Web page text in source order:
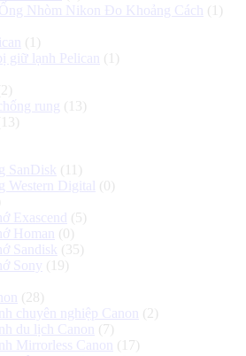
Ống Nhòm Nikon Đo Khoảng Cách
(1)
(1)
giữ lạnh Pelican
(1)
rung (13)
SanDisk (11)
Western Digital (0)
Exascend
(5)
Homan
(0)
Sandisk (35)
Sony (19)
(28)
chuyên nghiệp Canon
(2)
du lịch Canon
(7)
Mirrorless Canon
(17)